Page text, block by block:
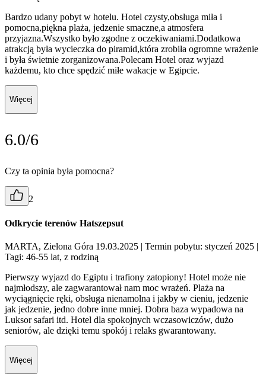
Bardzo udany pobyt w hotelu. Hotel czysty,obsługa miła i
pomocna,piękna plaża, jedzenie smaczne,a atmosfera
przyjazna.Wszystko było zgodne z oczekiwaniami.Dodatkowa
atrakcją była wycieczka do piramid,która zrobiła ogromne wrażenie
i była świetnie zorganizowana.Polecam Hotel oraz wyjazd
każdemu, kto chce spędzić miłe wakacje w Egipcie.
Więcej
6.0/6
Czy ta opinia była pomocna?
2
Odkrycie terenów Hatszepsut
MARTA, Zielona Góra 19.03.2025 | Termin pobytu: styczeń 2025 |
Tagi: 46-55 lat, z rodziną
Pierwszy wyjazd do Egiptu i trafiony zatopiony! Hotel może nie
najmłodszy, ale zagwarantował nam moc wrażeń. Plaża na
wyciągnięcie ręki, obsługa nienamolna i jakby w cieniu, jedzenie
jak jedzenie, jedno dobre inne mniej. Dobra baza wypadowa na
Luksor safari itd. Hotel dla spokojnych wczasowiczów, dużo
seniorów, ale dzięki temu spokój i relaks gwarantowany.
Więcej